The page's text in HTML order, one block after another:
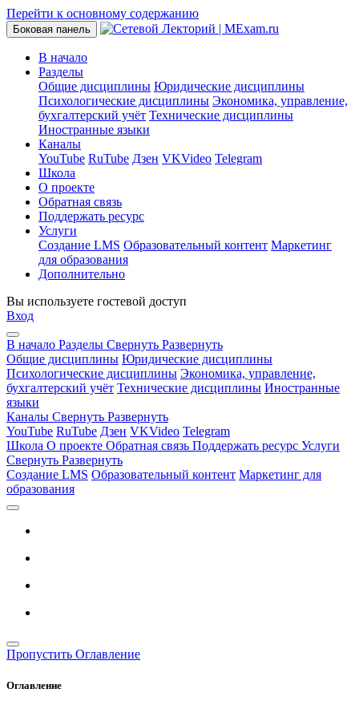
Перейти к основному содержанию
Боковая панель
В начало
Разделы
Общие дисциплины Юридические дисциплины
Психологические дисциплины Экономика, управление,
бухгалтерский учёт Технические дисциплины
Иностранные языки
Каналы
YouTube RuTube Дзен VKVideo Telegram
Школа
О проекте
Обратная связь
Поддержать ресурс
Услуги
Создание LMS Образовательный контент Маркетинг
для образования
Дополнительно
Вы используете гостевой доступ
Вход
В начало Разделы Свернуть Развернуть
Общие дисциплины Юридические дисциплины
Психологические дисциплины Экономика, управление,
бухгалтерский учёт Технические дисциплины Иностранные
языки
Каналы Свернуть Развернуть
YouTube RuTube Дзен VKVideo Telegram
Школа О проекте Обратная связь Поддержать ресурс Услуги
Свернуть Развернуть
Создание LMS Образовательный контент Маркетинг для
образования
Пропустить Оглавление
Оглавление